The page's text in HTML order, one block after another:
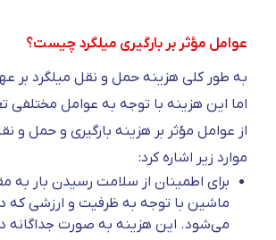
عوامل مؤثر بر بارگیری میلگرد چیست؟
به طور کلی هزینه حمل و نقل میلگرد بر
اما این هزینه با توجه به عوامل مختلفی
از عوامل مؤثر بر هزینه بارگیری و حمل و
موارد زیر اشاره کرد:
برای اطمینان از سلامت رسیدن بار به
ماشین با توجه به ظرفیت و ارزشی که
می‌شود. این هزینه به صورت جداگانه در